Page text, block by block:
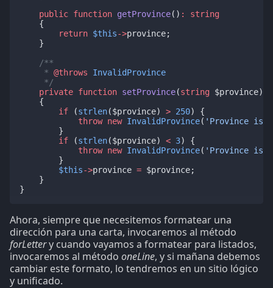
public function getProvince() :
string
    {
return $this->province;
    }
/**
     *
@throws
InvalidProvince
     */
private function setProvince(string $province)
    {
if (strlen($province) > 250) {
throw new InvalidProvince( 'Province is
        }
if (strlen($province) < 3) {
throw new InvalidProvince( 'Province is
        }
$this->province = $province;
    }
}
Ahora, siempre que necesitemos formatear una
dirección para una carta, invocaremos al método
forLettery cuando vayamos a formatear para listados,
invocaremos al método oneLine, y si mañana debemos
cambiar este formato, lo tendremos en un sitio lógico
y unificado.